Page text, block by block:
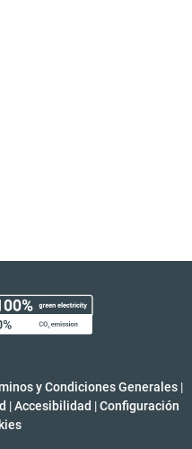
y Condiciones Generales |
| Accesibilidad | Configuración